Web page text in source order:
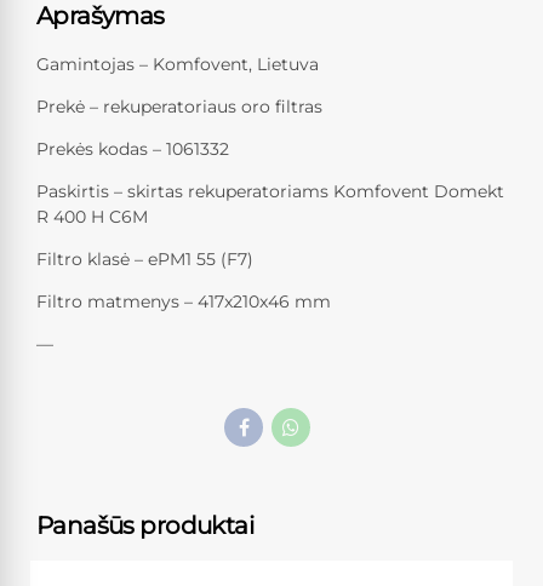
Aprašymas
Gamintojas – Komfovent, Lietuva
Prekė – rekuperatoriaus oro filtras
Prekės kodas – 1061332
Paskirtis – skirtas rekuperatoriams Komfovent Domekt
R 400 H C6M
Filtro klasė – ePM1 55 (F7)
Filtro matmenys – 417x210x46 mm
—
Panašūs produktai